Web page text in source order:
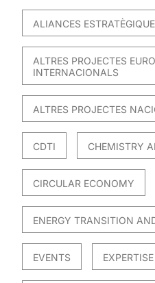
ALIANCES
ALTRES PROJECTES
INTERNACIONALS
ALTRES PROJECTES
CDTI CHEMISTRY
CIRCULAR ECONOMY
ENERGY TRANSITION
EVENTS EXPERTISE